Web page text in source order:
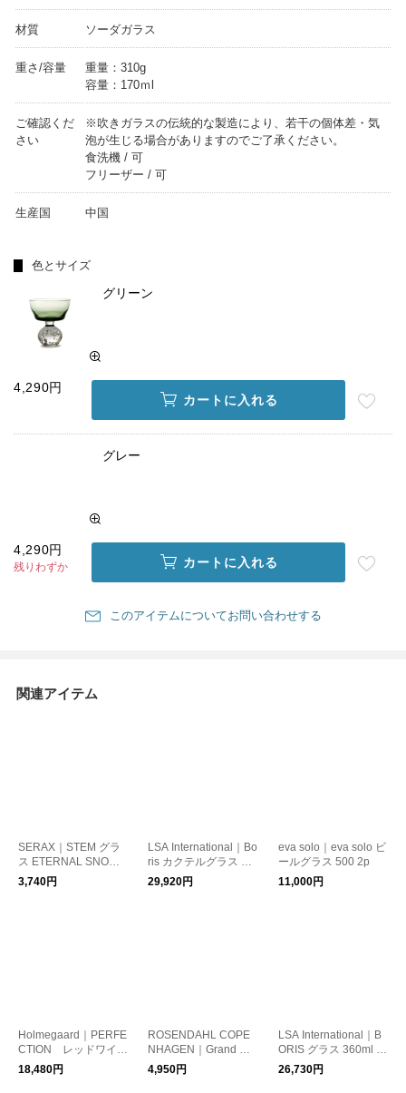
材質 ソーダガラス
重さ/容量
重量：310g
容量：170ｍl
ご確認くだ
さい
※吹きガラスの伝統的な製造により、若干の個体差・気
泡が生じる場合がありますのでご了承ください。
食洗機 / 可
フリーザー / 可
生産国 中国
色とサイズ
グリーン
4,290円
カートに入れる
グレー
4,290円
残りわずか カートに入れる
このアイテムについてお問い合わせする
関連アイテム
SERAX｜STEM グラ
ス ETERNAL SNOW
S
3,740円
LSA International｜Bo
ris カクテルグラス 2
点セット
29,920円
eva solo｜eva solo ビ
ールグラス 500 2p
11,000円
Holmegaard｜PERFE
CTION レッドワイン
グラス 430ml 6pcs
18,480円
ROSENDAHL COPE
NHAGEN｜Grand Cru
ホットドリンクグラス
240ml 2pcs
4,950円
LSA International｜B
ORIS グラス 360ml 2
点セット
26,730円